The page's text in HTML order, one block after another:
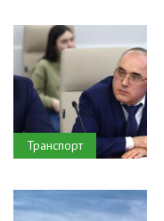
Транспорт